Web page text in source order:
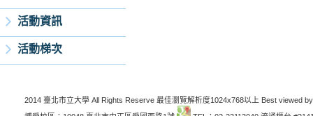
活動資訊
活動梯次
2014 臺北市立大學 All Rights Reserve 最佳瀏覽解析度1024x768以上 Best viewed